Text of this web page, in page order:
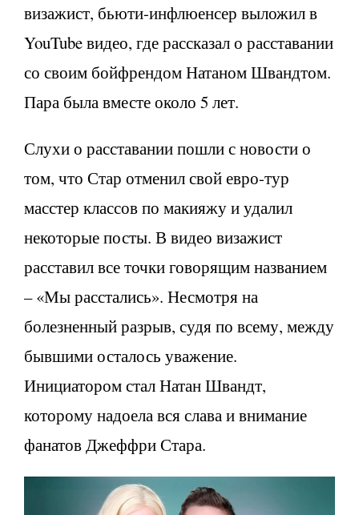
визажист, бьюти-инфлюенсер выложил в
YouTube видео, где рассказал о расставании
со своим бойфрендом Натаном Швандтом.
Пара была вместе около 5 лет.
Слухи о расставании пошли с новости о
том, что Стар отменил свой евро-тур
масстер классов по макияжу и удалил
некоторые посты. В видео визажист
расставил все точки говорящим названием
– «Мы расстались». Несмотря на
болезненный разрыв, судя по всему, между
бывшими осталось уважение.
Инициатором стал Натан Швандт,
которому надоела вся слава и внимание
фанатов Джеффри Стара.